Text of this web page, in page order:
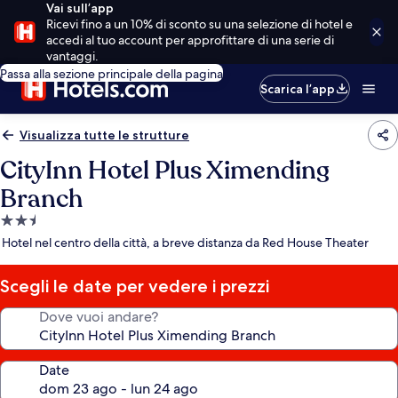
Vai sull’app
Ricevi fino a un 10% di sconto su una selezione di hotel e
accedi al tuo account per approfittare di una serie di
vantaggi.
Passa alla sezione principale della pagina
Scarica l’app
Visualizza tutte le strutture
CityInn Hotel Plus Ximending
Branch
Struttura
a
stelle
Hotel nel centro della città, a breve distanza da Red House Theater
Scegli le date per vedere i prezzi
Dove vuoi andare?
Date